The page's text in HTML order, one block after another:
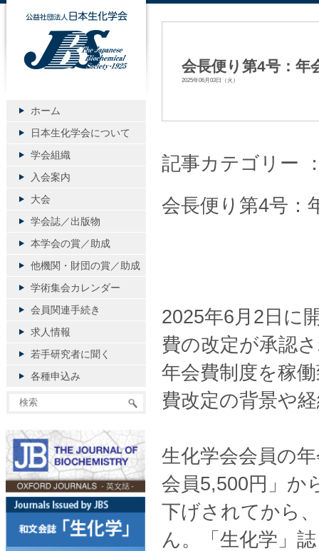
会長便り第4号：年
2025年06月03日（火）
記事カテゴリー
会長便り第4号：
2025年6月2日に
費の改定が承認
年会費制度を稼
費改定の背景や
生化学会会員の
会員5,500円」か
下げされてから
ん。「生化学」
公益社団法人日本生化学会
ホーム
日本生化学会について
学会組織
入会案内
大会
学会誌／出版物
本学会の賞／助成
他機関・財団の賞／助成
学術集会カレンダー
会員関連手続き
求人情報
若手研究者に聞く
各種申込み